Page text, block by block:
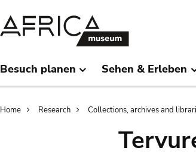
Besuch planen Sehen & Erleben
Breadcrumb
Home Research Collections, archives and